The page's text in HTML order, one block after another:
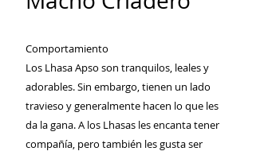
Comportamiento
Los Lhasa Apso son tranquilos, leales y
adorables. Sin embargo, tienen un lado
travieso y generalmente hacen lo que les
da la gana. A los Lhasas les encanta tener
compañía, pero también les gusta ser